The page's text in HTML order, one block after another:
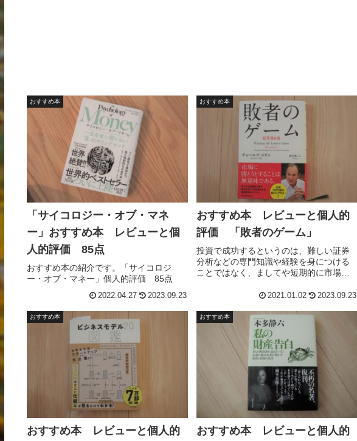
おすすめ本
「サイコロジー・オブ・マネ
ー」おすすめ本 レビューと個
人的評価 85点
おすすめ本の紹介です。「サイコロジ
ー・オブ・マネー」個人的評価 85点
2022.04.27 2023.09.23
おすすめ本
おすすめ本 レビューと個人的
評価 「敗者のゲーム」
投資で成功するというのは、難しい証券
分析などの専門知識や経験を身につける
ことではなく、ましてや短期的に市場を
均利回りを上回る(=市場に勝つ)ことがき
果の出る方法は、インデックス・ファン
ドを活用することである。レビューと個
人的な評価点をつけています。参考にし
てください。
2021.01.02 2023.09.23
おすすめ本
おすすめ本 レビューと個人的
おすすめ本
おすすめ本 レビューと個人的